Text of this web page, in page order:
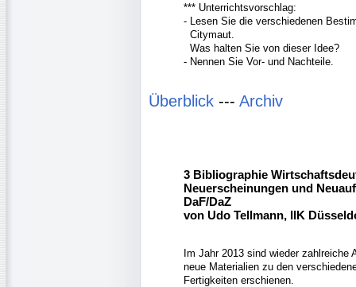
*** Unterrichtsvorschlag:
- Lesen Sie die verschiedenen
Citymaut.
Was halten Sie von dieser Idee?
- Nennen Sie Vor- und Nachteile.
Überblick --- Archiv
3 Bibliographie
Neuerscheinungen und
DaF/DaZ
von Udo Tellmann, IIK
Im Jahr 2013 sind wieder zahlreiche
neue Materialien zu den
Fertigkeiten erschienen.